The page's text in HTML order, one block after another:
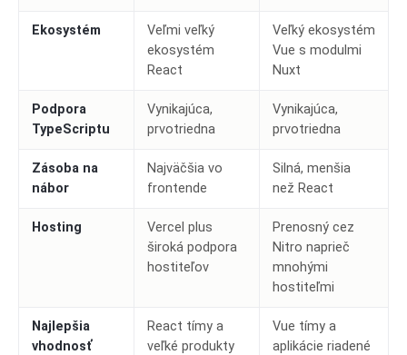
Ekosystém
Veľmi veľký
ekosystém
React
Veľký ekosystém
Vue s modulmi
Nuxt
Podpora
TypeScriptu
Vynikajúca,
prvotriedna
Vynikajúca,
prvotriedna
Zásoba na
nábor
Najväčšia vo
frontende
Silná, menšia
než React
Hosting
Vercel plus
široká podpora
hostiteľov
Prenosný cez
Nitro naprieč
mnohými
hostiteľmi
Najlepšia
vhodnosť
React tímy a
veľké produkty
Vue tímy a
aplikácie riadené